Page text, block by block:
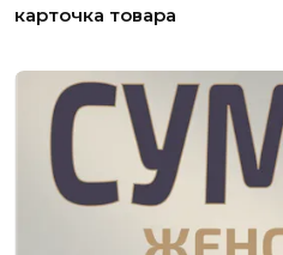
карточка товара